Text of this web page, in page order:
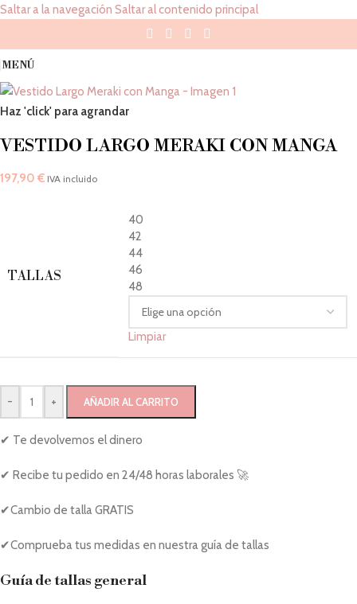
Saltar a la navegación Saltar al contenido principal
MENÚ
Haz 'click' para agrandar
VESTIDO LARGO MERAKI CON MANGA
197,90 € IVA incluido
TALLAS
40
42
44
46
48
Limpiar
- + AÑADIR AL CARRITO
✔ Te devolvemos el dinero
✔ Recibe tu pedido en 24/48 horas laborales 🚀
✔Cambio de talla GRATIS
✔Comprueba tus medidas en nuestra guía de tallas
Guía de tallas general